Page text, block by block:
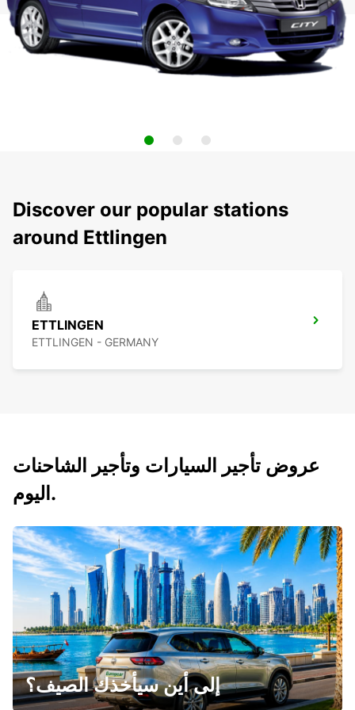
Discover our popular stations
around Ettlingen
ETTLINGEN
ETTLINGEN - GERMANY
عروض تأجير السيارات وتأجير الشاحنات
اليوم.
إلى أين سيأخذك الصيف؟